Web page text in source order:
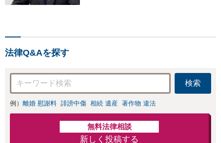
法律Q&Aを探す
検索
例） 離婚 慰謝料 誹謗中傷 相続 遺産 著作物 違法
無料法律相談
新しく投稿する